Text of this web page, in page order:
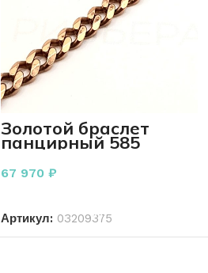
Золотой браслет
панцирный 585
пробы 9.71 грамм 22
см.
67 970 ₽
Артикул: 03209375